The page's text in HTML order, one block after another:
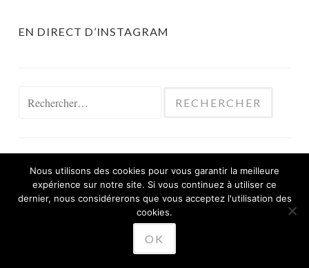
EN DIRECT D’INSTAGRAM
FIÈREMENT PROPULSÉ PAR WORDPRESS
THÈME SKETCH PARWORDPRESS.COM
Nous utilisons des cookies pour vous garantir la meilleure
expérience sur notre site. Si vous continuez à utiliser ce
dernier, nous considérerons que vous acceptez l'utilisation des
cookies.
OK